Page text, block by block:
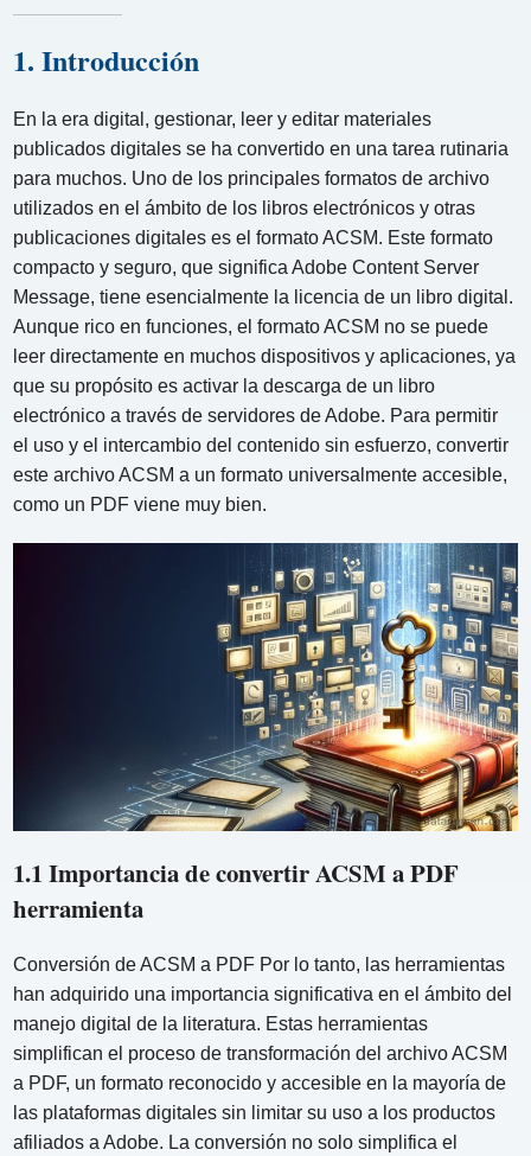
1. Introducción
En la era digital, gestionar, leer y editar materiales
publicados digitales se ha convertido en una tarea rutinaria
para muchos. Uno de los principales formatos de archivo
utilizados en el ámbito de los libros electrónicos y otras
publicaciones digitales es el formato ACSM. Este formato
compacto y seguro, que significa Adobe Content Server
Message, tiene esencialmente la licencia de un libro digital.
Aunque rico en funciones, el formato ACSM no se puede
leer directamente en muchos dispositivos y aplicaciones, ya
que su propósito es activar la descarga de un libro
electrónico a través de servidores de Adobe. Para permitir
el uso y el intercambio del contenido sin esfuerzo, convertir
este archivo ACSM a un formato universalmente accesible,
como un PDF viene muy bien.
1.1 Importancia de convertir ACSM a PDF
herramienta
Conversión de ACSM a PDF Por lo tanto, las herramientas
han adquirido una importancia significativa en el ámbito del
manejo digital de la literatura. Estas herramientas
simplifican el proceso de transformación del archivo ACSM
a PDF, un formato reconocido y accesible en la mayoría de
las plataformas digitales sin limitar su uso a los productos
afiliados a Adobe. La conversión no solo simplifica el